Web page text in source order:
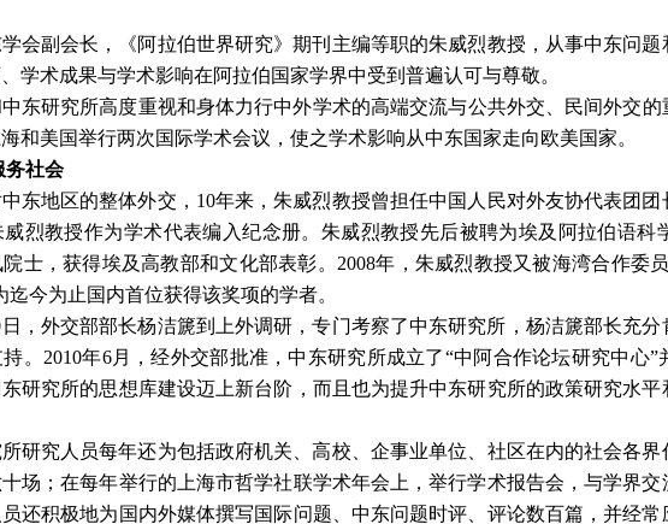
会副会长，《阿拉伯世界研究》期刊主编等职的朱威烈教授，从事中东问
学术成果与学术影响在阿拉伯国家学界中受到普遍认可与尊敬。
东研究所高度重视和身体力行中外学术的高端交流与公共外交、民间外交的
和美国举行两次国际学术会议，使之学术影响从中东国家走向欧美国家。
务社会
东地区的整体外交， 10年来，朱威烈教授曾担任中国人民对外友协代表团
威烈教授作为学术代表编入纪念册。朱威烈教授先后被聘为埃及阿拉伯语科
院士，获得埃及高教部和文化部表彰。 2008年，朱威烈教授又被海湾合作委
迄今为止国内首位获得该奖项的学者。
日，外交部部长杨洁篪到上外调研，专门考察了中东研究所，杨洁篪部长充
。 2010年6月，经外交部批准，中东研究所成立了“中阿合作论坛研究中心
研究所的思想库建设迈上新台阶，而且也为提升中东研究所的政策研究水
所研究人员每年还为包括政府机关、高校、企事业单位、社区在内的社会各
场；在每年举行的上海市哲学社联学术年会上，举行学术报告会，与学界
还积极地为国内外媒体撰写国际问题、中东问题时评、评论数百篇，并经